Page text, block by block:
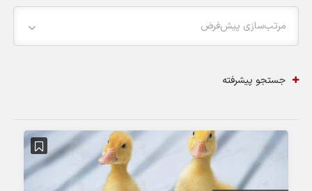
مرتب‌سازی پیش‌فرض
جستجو پیشرفته